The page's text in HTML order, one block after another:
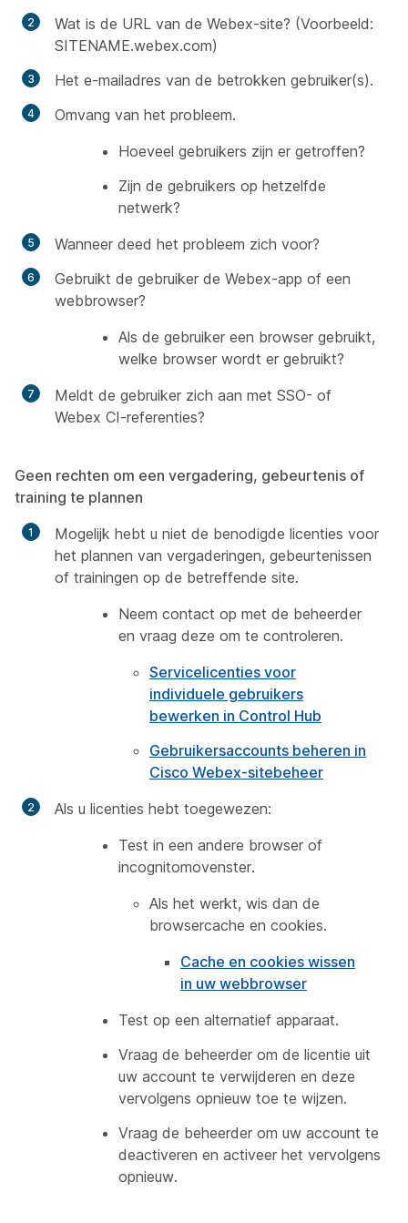
Wat is de URL van de Webex-site? (Voorbeeld:
SITENAME.webex.com)
Het e-mailadres van de betrokken gebruiker(s).
Omvang van het probleem.
Hoeveel gebruikers zijn er getroffen?
Zijn de gebruikers op hetzelfde
netwerk?
Wanneer deed het probleem zich voor?
Gebruikt de gebruiker de Webex-app of een
webbrowser?
Als de gebruiker een browser gebruikt,
welke browser wordt er gebruikt?
Meldt de gebruiker zich aan met SSO- of
Webex CI-referenties?
Geen rechten om een vergadering, gebeurtenis of
training te plannen
Mogelijk hebt u niet de benodigde licenties voor
het plannen van vergaderingen, gebeurtenissen
of trainingen op de betreffende site.
Neem contact op met de beheerder
en vraag deze om te controleren.
Servicelicenties voor
individuele gebruikers
bewerken in Control Hub
Gebruikersaccounts beheren in
Cisco Webex-sitebeheer
Als u licenties hebt toegewezen:
Test in een andere browser of
incognitomovenster.
Als het werkt, wis dan de
browsercache en cookies.
Cache en cookies wissen
in uw webbrowser
Test op een alternatief apparaat.
Vraag de beheerder om de licentie uit
uw account te verwijderen en deze
vervolgens opnieuw toe te wijzen.
Vraag de beheerder om uw account te
deactiveren en activeer het vervolgens
opnieuw.